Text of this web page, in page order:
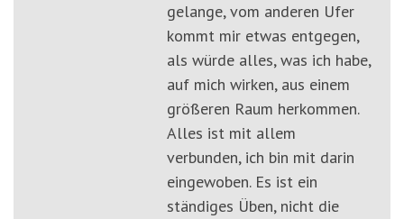
gelange, vom anderen Ufer
kommt mir etwas entgegen,
als würde alles, was ich habe,
auf mich wirken, aus einem
größeren Raum herkommen.
Alles ist mit allem
verbunden, ich bin mit darin
eingewoben. Es ist ein
ständiges Üben, nicht die